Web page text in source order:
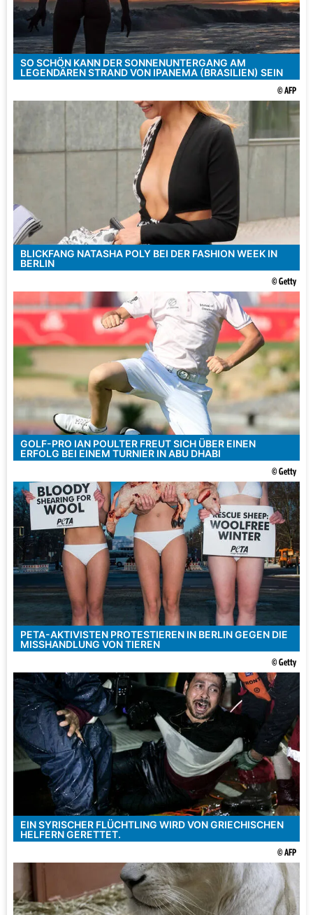
SO SCHÖN KANN DER SONNENUNTERGANG AM
LEGENDÄREN STRAND VON IPANEMA (BRASILIEN) SEIN
© AFP
BLICKFANG NATASHA POLY BEI DER FASHION WEEK IN
BERLIN
© Getty
GOLF-PRO IAN POULTER FREUT SICH ÜBER EINEN
ERFOLG BEI EINEM TURNIER IN ABU DHABI
© Getty
PETA-AKTIVISTEN PROTESTIEREN IN BERLIN GEGEN DIE
MISSHANDLUNG VON TIEREN
© Getty
EIN SYRISCHER FLÜCHTLING WIRD VON GRIECHISCHEN
HELFERN GERETTET.
© AFP